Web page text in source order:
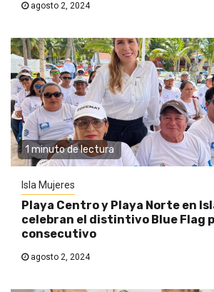
agosto 2, 2024
1 minuto de lectura
Isla Mujeres
Playa Centro y Playa Norte en
celebran el distintivo Blue Flag
consecutivo
agosto 2, 2024